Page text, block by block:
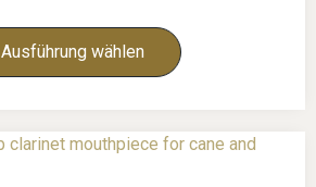
Ausführung wählen